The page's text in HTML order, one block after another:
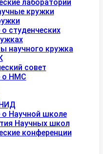
лаборатории
кружки
студенческих
научного кружка
совет
о НМС
Научной школе
Научных школ
конференции